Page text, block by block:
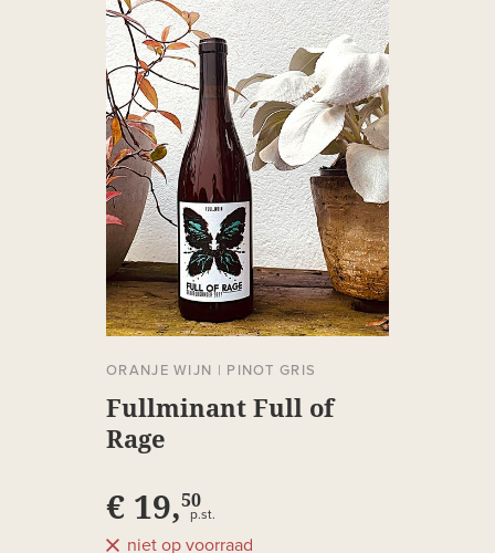
ORANJE WIJN | PINOT GRIS
Fullminant Full of
Rage
€ 19,50
p.st.
niet op voorraad